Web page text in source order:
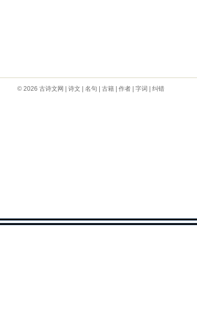
© 2026 古诗文网 诗文 名句 古籍| 作者| 字词 纠错